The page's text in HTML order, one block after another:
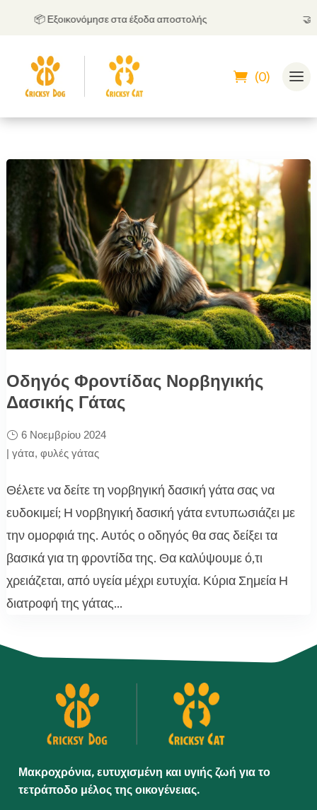
📦 Εξοικονόμησε στα έξοδα αποστολής
(0)
Οδηγός Φροντίδας Νορβηγικής
Δασικής Γάτας
6 Νοεμβρίου 2024
| γάτα, φυλές γάτας
Θέλετε να δείτε τη νορβηγική δασική γάτα σας να
ευδοκιμεί; Η νορβηγική δασική γάτα εντυπωσιάζει με
την ομορφιά της. Αυτός ο οδηγός θα σας δείξει τα
βασικά για τη φροντίδα της. Θα καλύψουμε ό,τι
χρειάζεται, από υγεία μέχρι ευτυχία. Κύρια Σημεία Η
διατροφή της γάτας...
Μακροχρόνια, ευτυχισμένη και υγιής ζωή για το
τετράποδο μέλος της οικογένειας.